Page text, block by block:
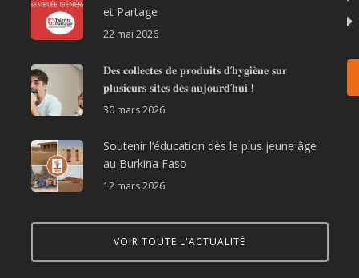
et Partage
22 mai 2026
𝐃𝐞𝐬 𝐜𝐨𝐥𝐥𝐞𝐜𝐭𝐞𝐬 𝐝𝐞 𝐩𝐫𝐨𝐝𝐮𝐢𝐭𝐬 𝐝’𝐡𝐲𝐠𝐢𝐞̀𝐧𝐞 𝐬𝐮𝐫
𝐩𝐥𝐮𝐬𝐢𝐞𝐮𝐫𝐬 𝐬𝐢𝐭𝐞𝐬 𝐝𝐞̀𝐬 𝐚𝐮𝐣𝐨𝐮𝐫𝐝’𝐡𝐮𝐢 !
30 mars 2026
Soutenir l’éducation dès le plus jeune âge
au Burkina Faso
12 mars 2026
VOIR TOUTE L'ACTUALITÉ